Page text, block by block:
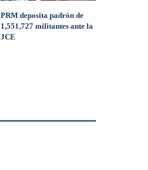
PRM deposita padrón de
1,551,727 militantes ante la
JCE